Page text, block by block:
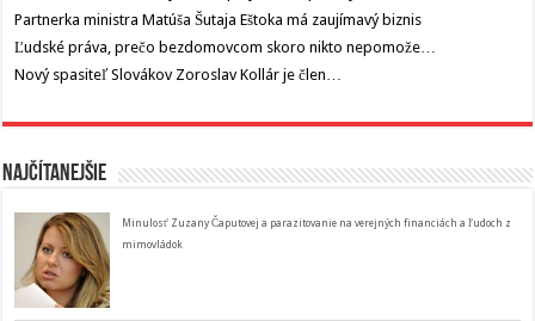
Partnerka ministra Matúša Šutaja Eštoka má zaujímavý biznis
Ľudské práva, prečo bezdomovcom skoro nikto nepomože…
Nový spasiteľ Slovákov Zoroslav Kollár je člen…
Najčítanejšie
Minulosť Zuzany Čaputovej a parazitovanie na verejných financiách a ľudoch z
mimovládok